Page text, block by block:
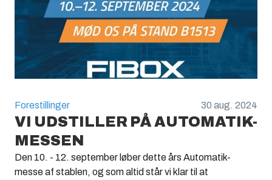
Forestillinger 30 aug. 2024
VI UDSTILLER PÅ AUTOMATIK-
MESSEN
Den 10. - 12. september løber dette års Automatik-
messe af stablen, og som altid står vi klar til at